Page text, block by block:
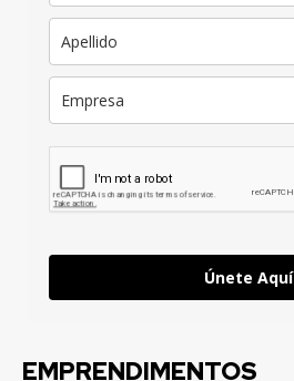
Únete Aquí
EMPRENDIMENTOS